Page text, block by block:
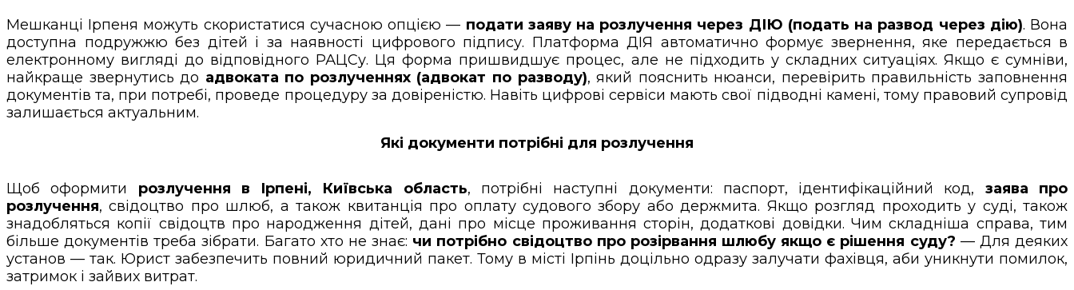
Мешканці Ірпеня можуть скористатися сучасною опцією — подати заяву на розлучення через ДІЮ (подать на развод через дію). Вона
доступна подружжю без дітей і за наявності цифрового підпису. Платформа ДІЯ автоматично формує звернення, яке передається в
електронному вигляді до відповідного РАЦСу. Ця форма пришвидшує процес, але не підходить у складних ситуаціях. Якщо є сумніви,
найкраще звернутись до адвоката по розлученнях (адвокат по разводу), який пояснить нюанси, перевірить правильність заповнення
документів та, при потребі, проведе процедуру за довіреністю. Навіть цифрові сервіси мають свої підводні камені, тому правовий супровід
залишається актуальним.
Які документи потрібні для розлучення
Щоб оформити розлучення в Ірпені, Київська область, потрібні наступні документи: паспорт, ідентифікаційний код, заява про
розлучення, свідоцтво про шлюб, а також квитанція про оплату судового збору або держмита. Якщо розгляд проходить у суді, також
знадобляться копії свідоцтв про народження дітей, дані про місце проживання сторін, додаткові довідки. Чим складніша справа, тим
більше документів треба зібрати. Багато хто не знає: чи потрібно свідоцтво про розірвання шлюбу якщо є рішення суду? — Для деяких
установ — так. Юрист забезпечить повний юридичний пакет. Тому в місті Ірпінь доцільно одразу залучати фахівця, аби уникнути помилок,
затримок і зайвих витрат.